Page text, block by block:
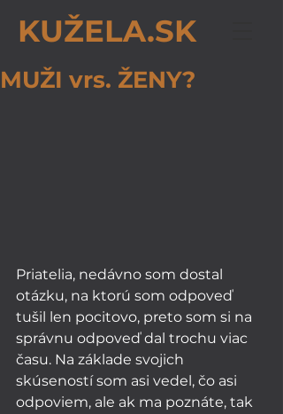
KUŽELA.SK
MUŽI vrs. ŽENY?
Priatelia, nedávno som dostal
otázku, na ktorú som odpoveď
tušil len pocitovo, preto som si na
správnu odpoveď dal trochu viac
času. Na základe svojich
skúseností som asi vedel, čo asi
odpoviem, ale ak ma poznáte, tak